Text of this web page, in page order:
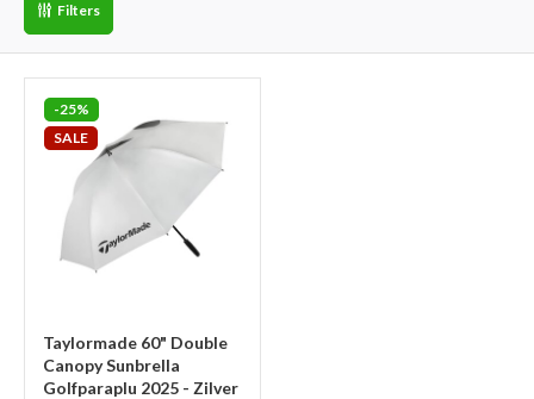
Filters
-25%
SALE
Taylormade 60" Double
Canopy Sunbrella
Golfparaplu 2025 - Zilver